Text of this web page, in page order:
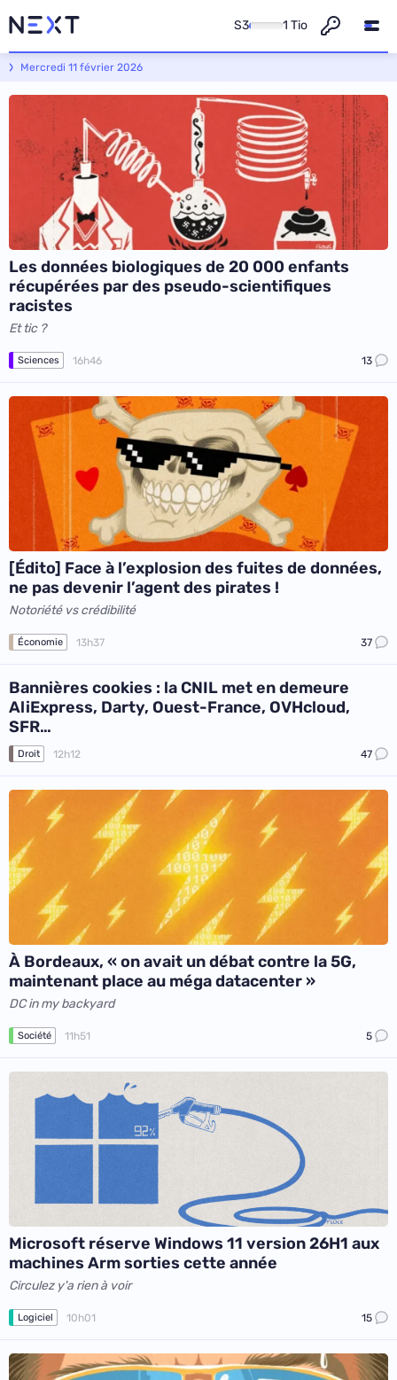
S3 1 Tio
Next - L'actualité informatique et numérique
Mercredi 11 février 2026
Les données biologiques de 20 000 enfants
récupérées par des pseudo-scientifiques
racistes
Et tic ?
Sciences 16h46 13
[Édito] Face à l’explosion des fuites de données,
ne pas devenir l’agent des pirates !
Notoriété vs crédibilité
Économie 13h37 37
Bannières cookies : la CNIL met en demeure
AliExpress, Darty, Ouest-France, OVHcloud,
SFR…
Droit 12h12 47
À Bordeaux, « on avait un débat contre la 5G,
maintenant place au méga datacenter »
DC in my backyard
Société 11h51 5
Microsoft réserve Windows 11 version 26H1 aux
machines Arm sorties cette année
Circulez y'a rien à voir
Logiciel 10h01 15